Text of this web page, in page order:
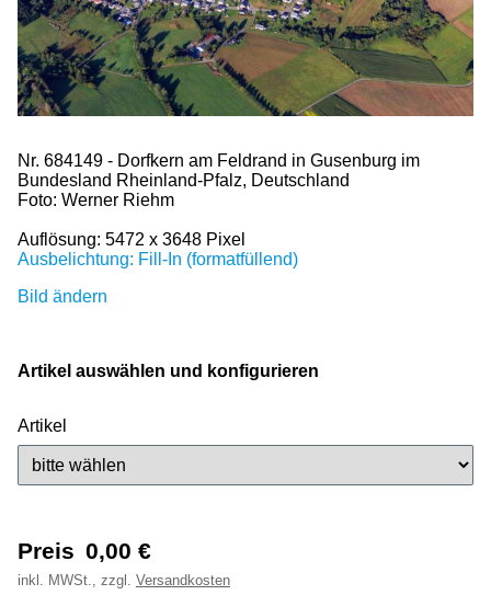
Nr. 684149 - Dorfkern am Feldrand in Gusenburg im
Bundesland Rheinland-Pfalz, Deutschland
Foto: Werner Riehm
Auflösung: 5472 x 3648 Pixel
Ausbelichtung: Fill-In (formatfüllend)
Bild ändern
Artikel auswählen und konfigurieren
Artikel
Preis 0,00 €
inkl. MWSt., zzgl. Versandkosten